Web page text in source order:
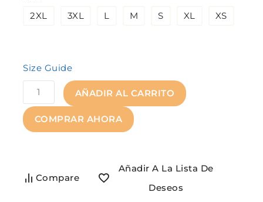
2XL
3XL L M S XL XS
Size Guide
AÑADIR AL CARRITO
COMPRAR AHORA
Compare
Añadir A La Lista De
Deseos